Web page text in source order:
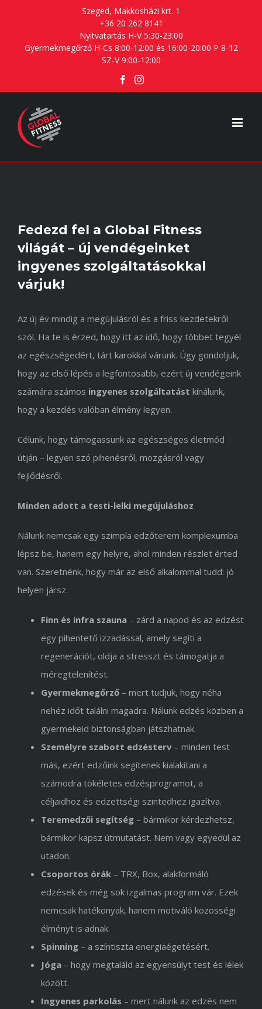
content
Szeged, Makkosházi krt. 1
+36 20 262 8141
Nyitvatartás H-V 5:30-23:00
Gyermekmegőrző H-Cs 8:00-12:00 és 16:00-20:00 P 8-12
SZ-V 9:00-12:00
Facebook
Instagram
Fedezd fel a Global Fitness
világát – új vendégeinket
ingyenes szolgáltatásokkal
várjuk!
Az új év mindig a megújulásról és a friss kezdetekről
szól. Ha te is érzed, hogy itt az idő, hogy többet tegyél
az egészségedért, tárt karokkal várunk. Úgy gondoljuk,
hogy az első lépés a legfontosabb, ezért új vendégeink
számára számos ingyenes szolgáltatást kínálunk,
hogy a kezdés valóban élmény legyen.
Célunk, hogy támogassunk az egészséges életmód
útján – legyen szó pihenésről, mozgásról vagy
fejlődésről.
Minden adott a testi-lelki megújuláshoz
Nálunk nemcsak egy szimpla edzőterem komplexumba
lépsz be, hanem egy helyre, ahol minden részlet érted
van. Szeretnénk, hogy már az első alkalommal tudd: jó
helyen jársz.
Finn és infra szauna – zárd a napod és az edzést
egy pihentető izzadással, amely segíti a
regenerációt, oldja a stresszt és támogatja a
méregtelenítést.
Gyermekmegőrző – mert tudjuk, hogy néha
nehéz időt találni magadra. Nálunk edzés közben a
gyermekeid biztonságban játszhatnak.
Személyre szabott edzésterv – minden test
más, ezért edzőink segítenek kialakítani a
számodra tökéletes edzésprogramot, a
céljaidhoz és edzettségi szintedhez igazítva.
Teremedzői segítség – bármikor kérdezhetsz,
bármikor kapsz útmutatást. Nem vagy egyedül az
utadon.
Csoportos órák – TRX, Box, alakformáló
edzések és még sok izgalmas program vár. Ezek
nemcsak hatékonyak, hanem motiváló közösségi
élményt is adnak.
Spinning – a színtiszta energiaégetésért.
Jóga – hogy megtaláld az egyensúlyt test és lélek
között.
Ingyenes parkolás – mert nálunk az edzés nem